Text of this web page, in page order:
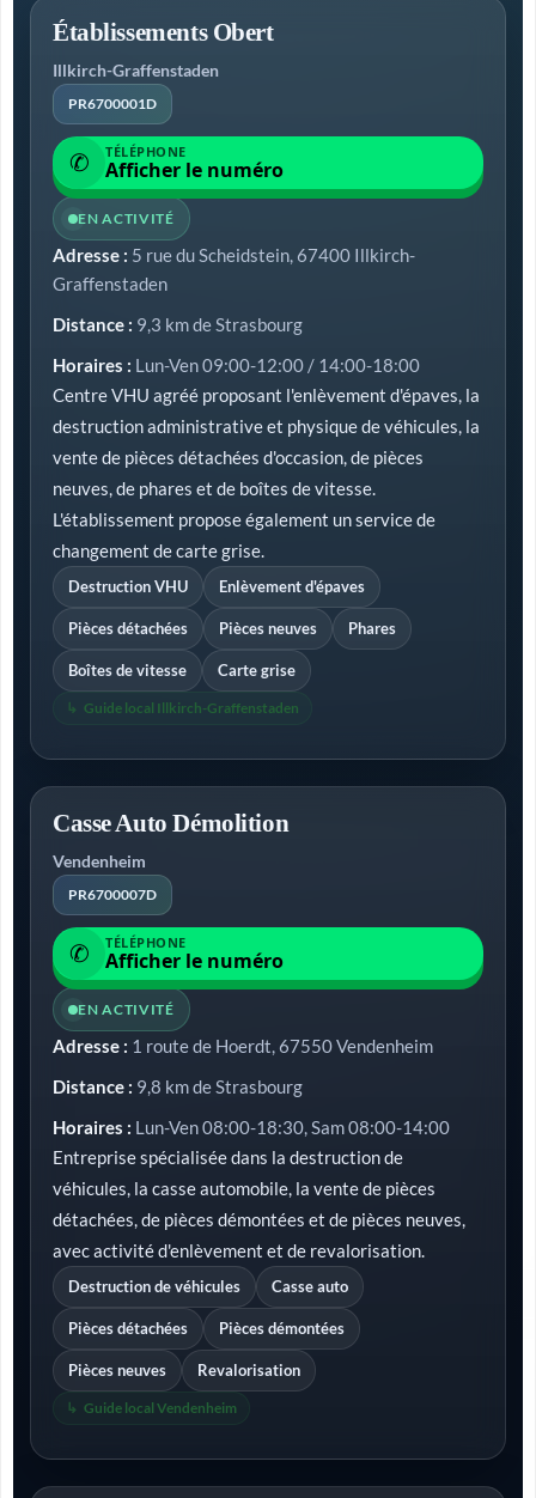
Établissements Obert
Illkirch-Graffenstaden
PR6700001D
✆ TÉLÉPHONE
Afficher le numéro
EN ACTIVITÉ
Adresse : 5 rue du Scheidstein, 67400 Illkirch-
Graffenstaden
Distance : 9,3 km de Strasbourg
Horaires : Lun-Ven 09:00-12:00 / 14:00-18:00
Centre VHU agréé proposant l'enlèvement d'épaves, la
destruction administrative et physique de véhicules, la
vente de pièces détachées d'occasion, de pièces
neuves, de phares et de boîtes de vitesse.
L'établissement propose également un service de
changement de carte grise.
Destruction VHU Enlèvement d'épaves
Pièces détachées Pièces neuves Phares
Boîtes de vitesse Carte grise
Guide local Illkirch-Graffenstaden
Casse Auto Démolition
Vendenheim
PR6700007D
✆ TÉLÉPHONE
Afficher le numéro
EN ACTIVITÉ
Adresse : 1 route de Hoerdt, 67550 Vendenheim
Distance : 9,8 km de Strasbourg
Horaires : Lun-Ven 08:00-18:30, Sam 08:00-14:00
Entreprise spécialisée dans la destruction de
véhicules, la casse automobile, la vente de pièces
détachées, de pièces démontées et de pièces neuves,
avec activité d'enlèvement et de revalorisation.
Destruction de véhicules Casse auto
Pièces détachées Pièces démontées
Pièces neuves Revalorisation
Guide local Vendenheim